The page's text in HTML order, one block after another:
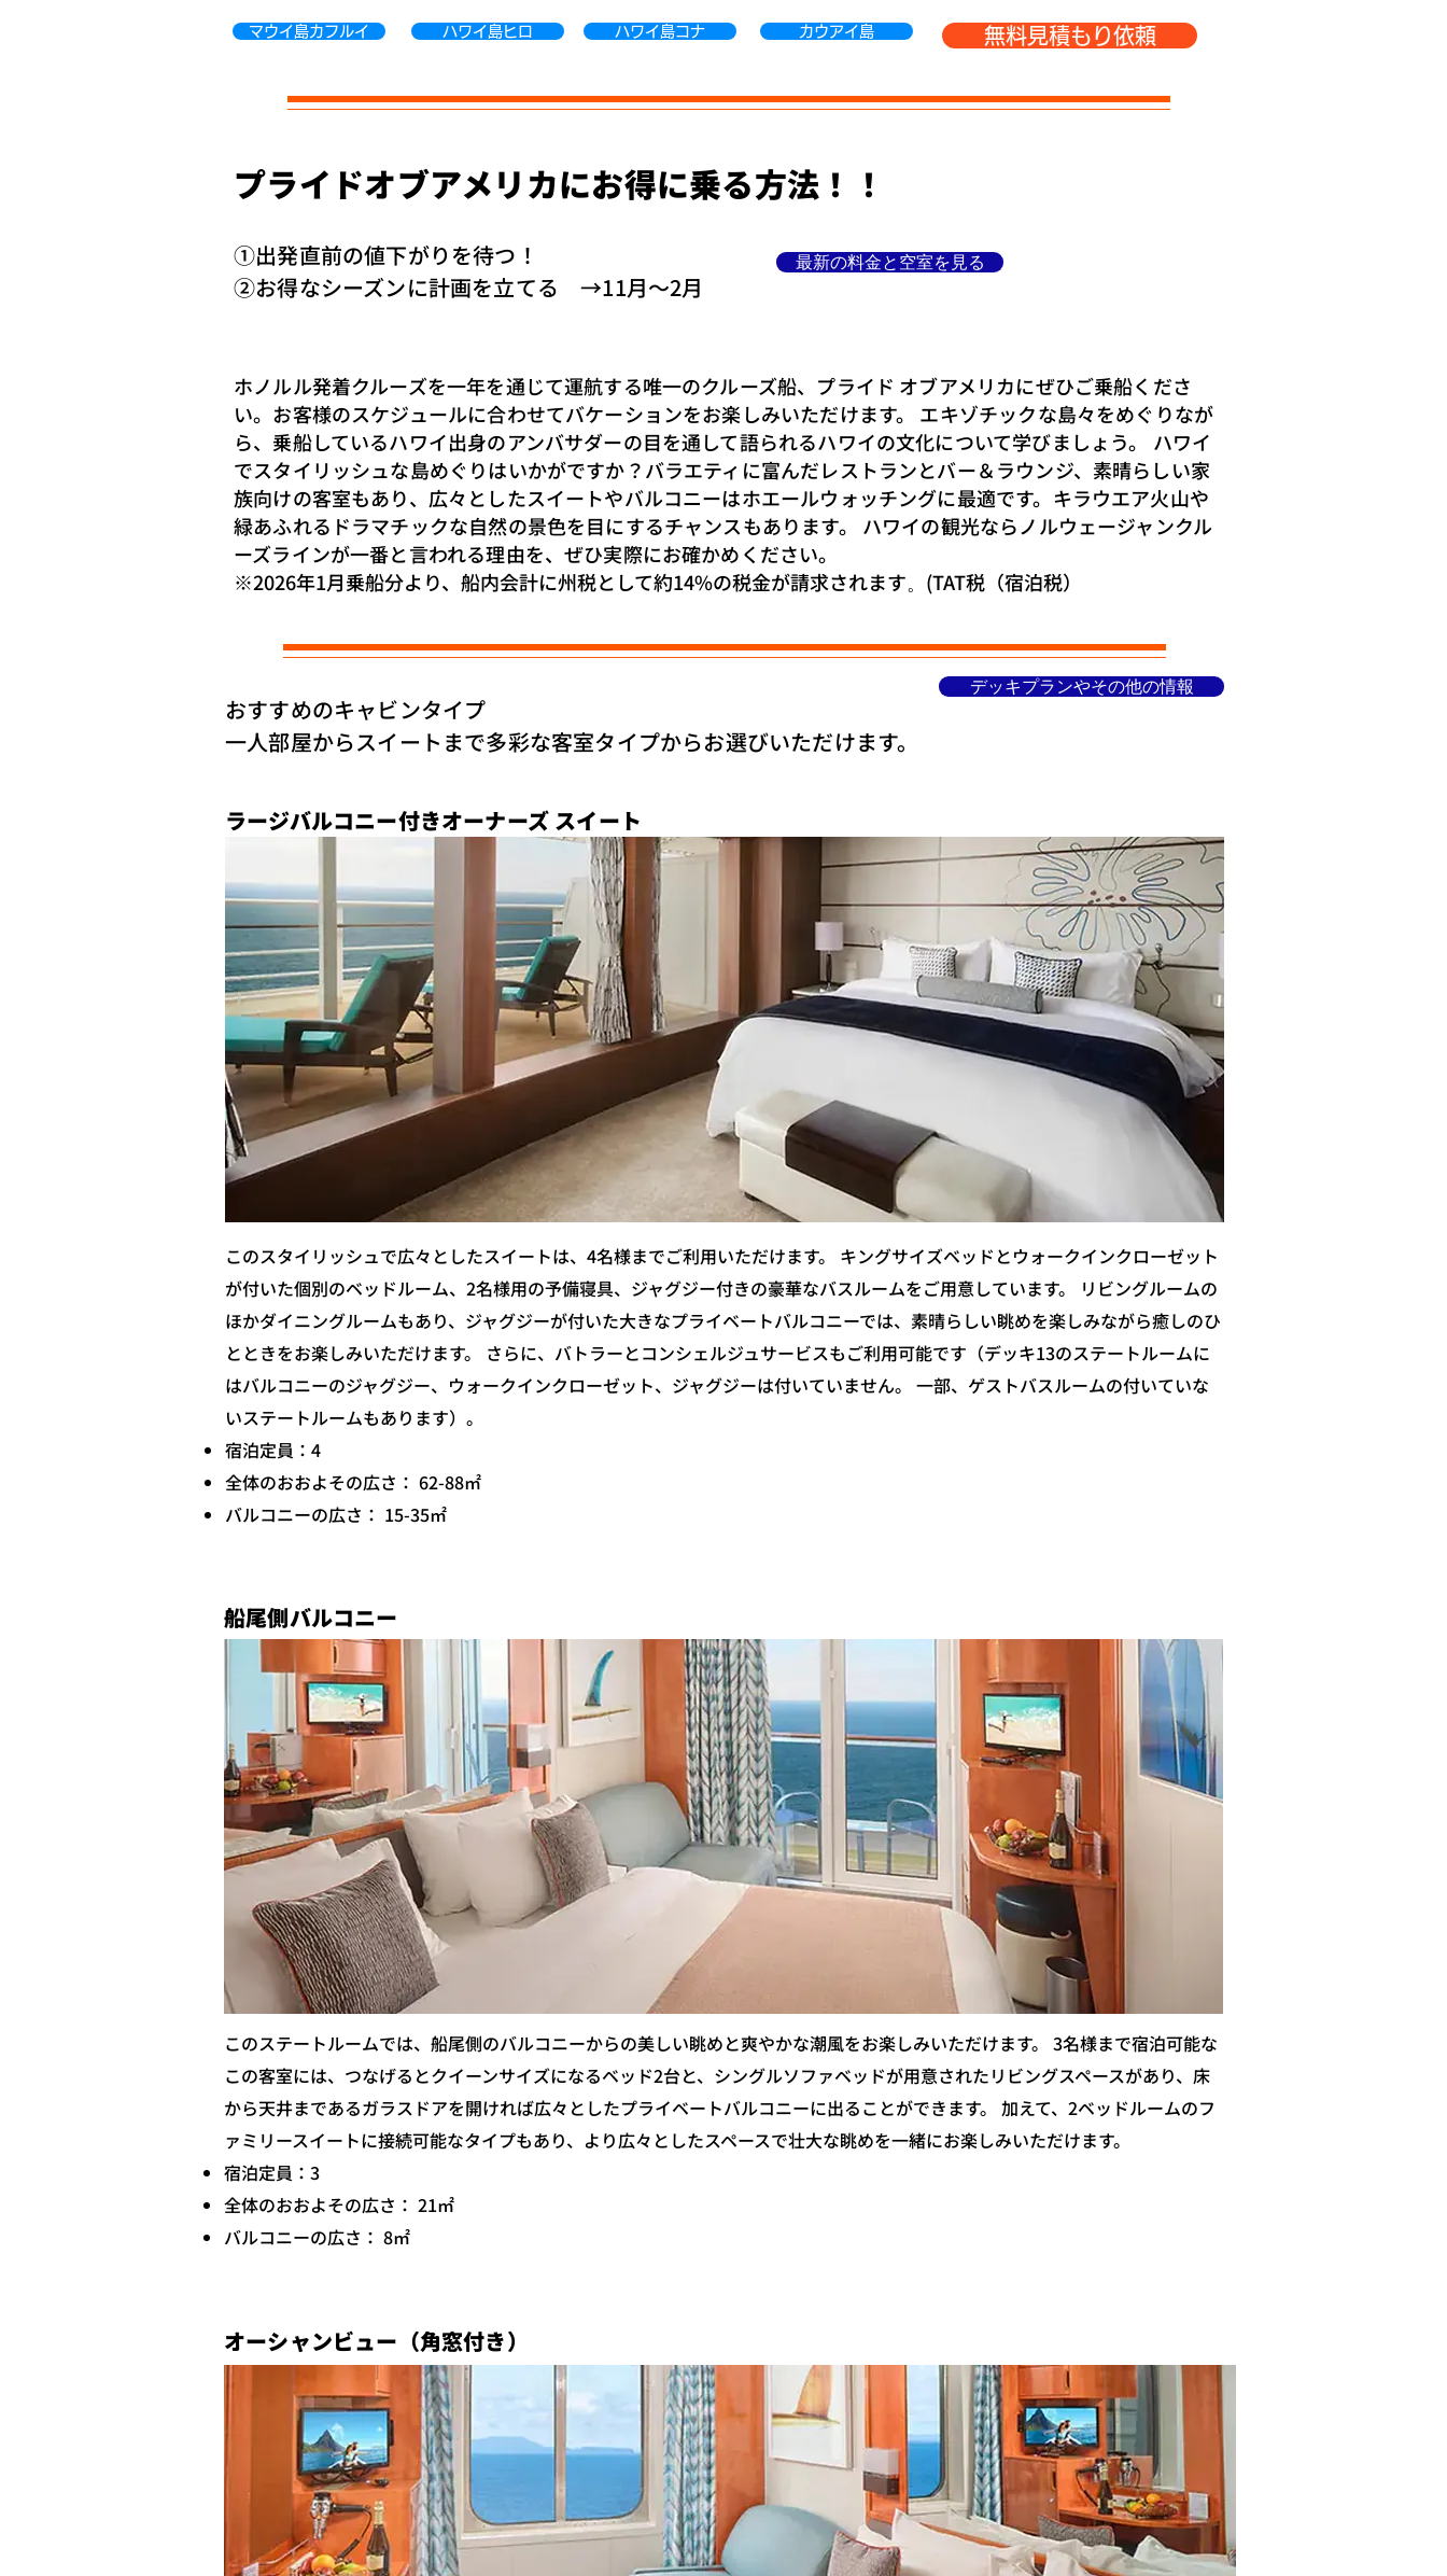
マウイ島カフルイ ハワイ島ヒロ ハワイ島コナ カウアイ島 無料見積もり依頼
プライドオブアメリカにお得に乗る方法！！
①出発直前の値下がりを待つ！
​②お得なシーズンに計画を立てる →11月～2月
最新の料金と空室を見る
ホノルル発着クルーズを一年を通じて運航する唯一のクルーズ船、プライド オブアメリカにぜひご乗船くださ
い。お客様のスケジュールに合わせてバケーションをお楽しみいただけます。 エキゾチックな島々をめぐりなが
ら、乗船しているハワイ出身のアンバサダーの目を通して語られるハワイの文化について学びましょう。 ハワイ
でスタイリッシュな島めぐりはいかがですか？バラエティに富んだレストランとバー＆ラウンジ、素晴らしい家
族向けの客室もあり、広々としたスイートやバルコニーはホエールウォッチングに最適です。キラウエア火山や
緑あふれるドラマチックな自然の景色を目にするチャンスもあります。 ハワイの観光ならノルウェージャンクル
ーズラインが一番と言われる理由を、ぜひ実際にお確かめください。
※2026年1月乗船分より、船内会計に州税として約14%の税金が請求されます。 (TAT税（宿泊税）
おすすめのキャビンタイプ
​一人部屋からスイートまで多彩な客室タイプからお選びいただけます。
デッキプランやその他の情報
ラージバルコニー付きオーナーズ スイート
このスタイリッシュで広々としたスイートは、4名様までご利用いただけます。 キングサイズベッドとウォークインクローゼット
が付いた個別のベッドルーム、2名様用の予備寝具、ジャグジー付きの豪華なバスルームをご用意しています。 リビングルームの
ほかダイニングルームもあり、ジャグジーが付いた大きなプライベートバルコニーでは、素晴らしい眺めを楽しみながら癒しのひ
とときをお楽しみいただけます。 さらに、バトラーとコンシェルジュサービスもご利用可能です（デッキ13のステートルームに
はバルコニーのジャグジー、ウォークインクローゼット、ジャグジーは付いていません。 一部、ゲストバスルームの付いていな
いステートルームもあります）。
宿泊定員：4
全体のおおよその広さ： 62-88㎡
バルコニーの広さ： 15-35㎡
船尾側バルコニー
このステートルームでは、船尾側のバルコニーからの美しい眺めと爽やかな潮風をお楽しみいただけます。 3名様まで宿泊可能な
この客室には、つなげるとクイーンサイズになるベッド2台と、シングルソファベッドが用意されたリビングスペースがあり、床
から天井まであるガラスドアを開ければ広々としたプライベートバルコニーに出ることができます。 加えて、2ベッドルームのフ
ァミリースイートに接続可能なタイプもあり、より広々としたスペースで壮大な眺めを一緒にお楽しみいただけます。
宿泊定員：3
全体のおおよその広さ： 21㎡
バルコニーの広さ： 8㎡
オーシャンビュー（角窓付き）